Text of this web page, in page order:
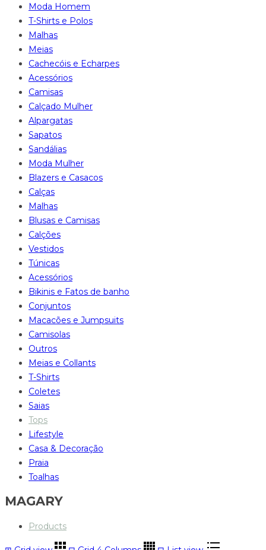
Moda Homem
T-Shirts e Polos
Malhas
Meias
Cachecóis e Echarpes
Acessórios
Camisas
Calçado Mulher
Alpargatas
Sapatos
Sandálias
Moda Mulher
Blazers e Casacos
Calças
Malhas
Blusas e Camisas
Calções
Vestidos
Túnicas
Acessórios
Bikinis e Fatos de banho
Conjuntos
Macacões e Jumpsuits
Camisolas
Outros
Meias e Collants
T-Shirts
Coletes
Saias
Tops
Lifestyle
Casa & Decoração
Praia
Toalhas
MAGARY
Products